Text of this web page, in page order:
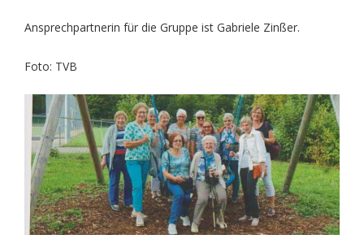
Ansprechpartnerin für die Gruppe ist Gabriele Zinßer.
Foto: TVB